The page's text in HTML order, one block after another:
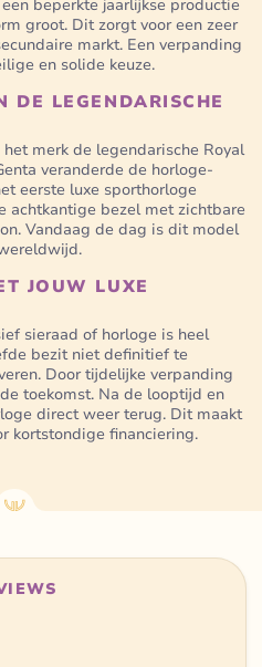
beperkte jaarlijkse productie
groot. Dit zorgt voor een zeer
markt. Een verpanding
en solide keuze.
DE LEGENDARISCHE
merk de legendarische Royal
veranderde de horloge-
eerste luxe sporthorloge
achtkantige bezel met zichtbare
Vandaag de dag is dit model
JOUW LUXE
sieraad of horloge is heel
bezit niet definitief te
Door tijdelijke verpanding
toekomst. Na de looptijd en
direct weer terug. Dit maakt
kortstondige financiering.